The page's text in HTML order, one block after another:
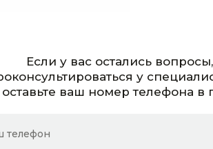
Если у вас остались
у
оставьте ваш номер телефона